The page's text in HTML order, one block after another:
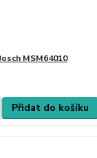
MSM64010
Přidat do košíku